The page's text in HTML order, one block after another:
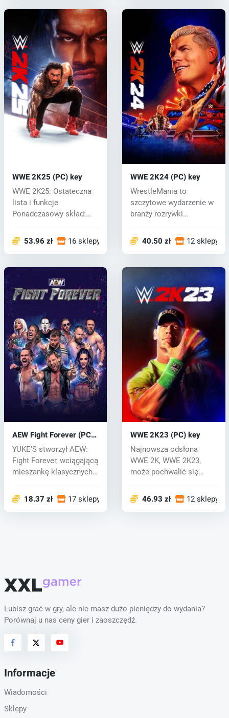
WWE 2K25 (PC) key
WWE 2K25: Ostateczna
lista i funkcje
Ponadczasowy skład:
53.96 zł 16 sklepy
WWE 2K24 (PC) key
WrestleMania to
szczytowe wydarzenie w
branży rozrywki
40.50 zł 12 sklepy
AEW Fight Forever (PC)
key
YUKE'S stworzył AEW:
Fight Forever, wciągającą
mieszankę klasycznych
18.37 zł 17 sklepy
WWE 2K23 (PC) key
Najnowsza odsłona
WWE 2K, WWE 2K23,
może pochwalić się
46.93 zł 12 sklepy
Lubisz grać w gry, ale nie masz dużo pieniędzy do wydania?
Porównaj u nas ceny gier i zaoszczędź.
Informacje
Wiadomości
Sklepy